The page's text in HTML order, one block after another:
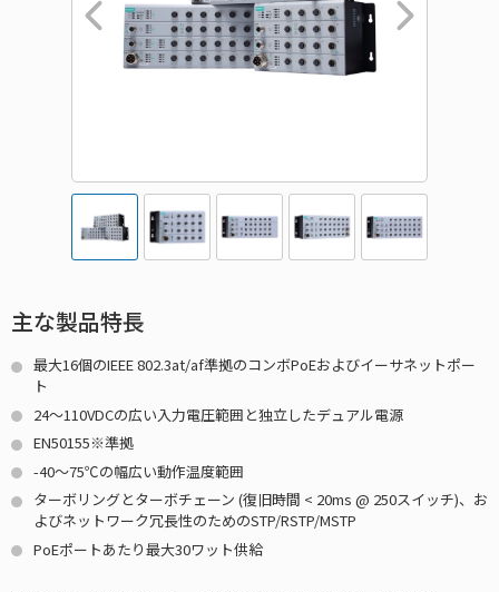
主な製品特長
最大16個のIEEE 802.3at/af準拠のコンボPoEおよびイーサネットポー
ト
24～110VDCの広い入力電圧範囲と独立したデュアル電源
EN50155※準拠
-40～75℃の幅広い動作温度範囲
ターボリングとターボチェーン (復旧時間 < 20ms @ 250スイッチ)、お
よびネットワーク冗長性のためのSTP/RSTP/MSTP
PoEポートあたり最大30ワット供給